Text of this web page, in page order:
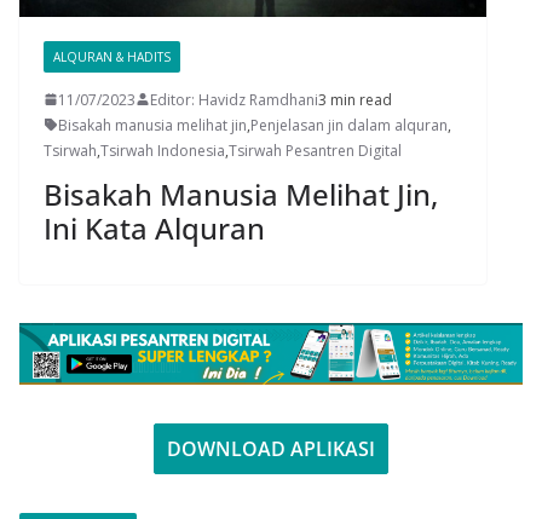
ALQURAN & HADITS
11/07/2023 Editor: Havidz Ramdhani3 min read
Bisakah manusia melihat jin,Penjelasan jin dalam alquran,
Tsirwah,Tsirwah Indonesia,Tsirwah Pesantren Digital
Bisakah Manusia Melihat Jin,
Ini Kata Alquran
DOWNLOAD APLIKASI